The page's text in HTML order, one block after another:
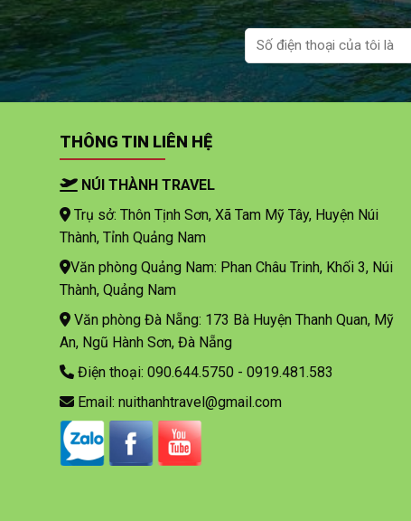
THÔNG TIN LIÊN HỆ
NÚI THÀNH TRAVEL
Trụ sở: Thôn Tịnh Sơn, Xã Tam Mỹ Tây, Huyện Núi
Thành, Tỉnh Quảng Nam
Văn phòng Quảng Nam: Phan Châu Trinh, Khối 3, Núi
Thành, Quảng Nam
Văn phòng Đà Nẵng: 173 Bà Huyện Thanh Quan, Mỹ
An, Ngũ Hành Sơn, Đà Nẵng
Điện thoại: 090.644.5750 - 0919.481.583
Email: nuithanhtravel@gmail.com